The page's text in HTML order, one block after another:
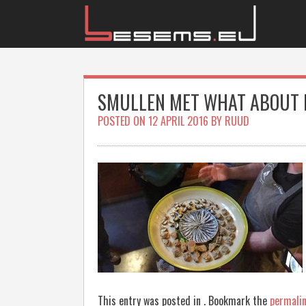
SMULLEN MET WHAT ABOUT
POSTED ON 12 APRIL 2016 BY RUUD
This entry was posted in . Bookmark the